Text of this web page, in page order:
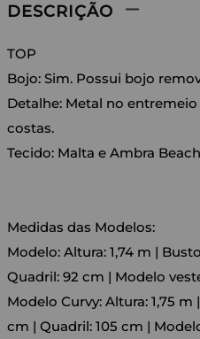
DESCRIÇÃO
TOP
Bojo: Sim. Possui bojo
Detalhe: Metal no
costas.
Tecido: Malta e Ambra
Medidas das Modelos:
Modelo: Altura: 1,74 m |
Quadril: 92 cm | Modelo
Modelo Curvy: Altura: 1,75
cm | Quadril: 105 cm |